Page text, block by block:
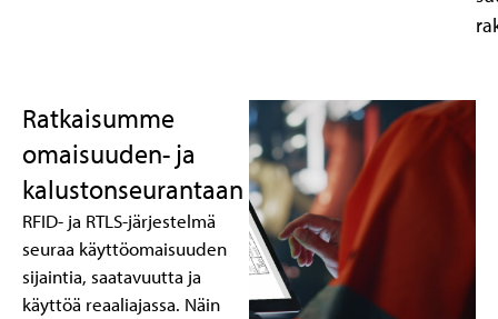
Ratkaisumme
omaisuuden- ja
kalustonseurantaan
RFID- ja RTLS-järjestelmä
seuraa käyttöomaisuuden
sijaintia, saatavuutta ja
käyttöä reaaliajassa. Näin